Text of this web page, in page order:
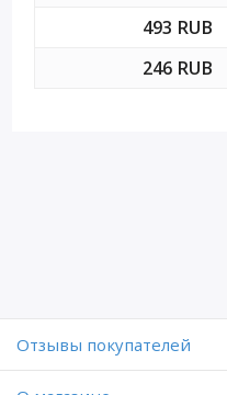
493 RUB
246 RUB
Отзывы покупателей